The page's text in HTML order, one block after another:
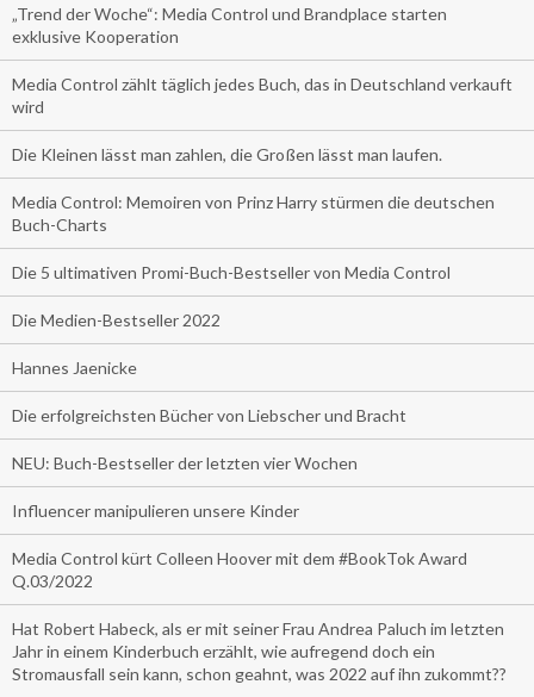
„Trend der Woche“: Media Control und Brandplace starten
exklusive Kooperation
Media Control zählt täglich jedes Buch, das in Deutschland verkauft
wird
Die Kleinen lässt man zahlen, die Großen lässt man laufen.
Media Control: Memoiren von Prinz Harry stürmen die deutschen
Buch-Charts
Die 5 ultimativen Promi-Buch-Bestseller von Media Control
Die Medien-Bestseller 2022
Hannes Jaenicke
Die erfolgreichsten Bücher von Liebscher und Bracht
NEU: Buch-Bestseller der letzten vier Wochen
Influencer manipulieren unsere Kinder
Media Control kürt Colleen Hoover mit dem #BookTok Award
Q.03/2022
Hat Robert Habeck, als er mit seiner Frau Andrea Paluch im letzten
Jahr in einem Kinderbuch erzählt, wie aufregend doch ein
Stromausfall sein kann, schon geahnt, was 2022 auf ihn zukommt??